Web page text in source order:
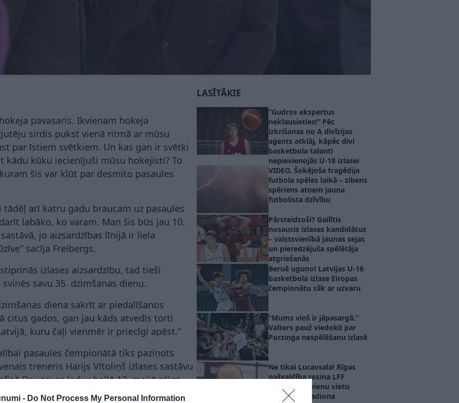
- Do Not Process My Personal Information
pavasaris. Ikvienam hokeja
sirdis pukst vienā ritmā ar mūsu
par īstiem svētkiem. Un kas gan ir svētki
kādu kūku iecienījuši mūsu hokejisti? To
šis var kļūt par desmito pasaules
arī katru gadu braucam uz pasaules
labāko, ko varam. Man šis būs jau 10.
jo aizsardzības līnijā ir liela
sacīja Freibergs.
izlases aizsardzību, tad tieši
savu 35. dzimšanas dienu.
diena sakrīt ar piedalīšanos
citus gados, gan jau kāds atvedīs torti
kuru čaļi vienmēr ir priecīgi apēst.”
pasaules čempionātā tiks paziņots
treneris Harijs Vītoliņš izlases sastāvu
Daugavas ledus hallē 12. maijā plkst.
LASĪTĀKIE
“Gudros ekspertus
neklausieties!” Pēc
izkrišanas no A divīzijas
aģents atklāj, kāpēc divi
basketbola talanti
nepievienojās U-18 izlasei
VIDEO. Šokējoša traģēdija
futbola spēles laikā – zibens
spēriens atņem jauna
futbolista dzīvību
Pārsteidzoši? Gailītis
nosaucis izlases kandidātus
– valstsvienībā jaunas sejas
un pieredzējuša spēlētāja
atgriešanās
Beruē uguņo! Latvijas U-16
basketbola izlase Eiropas
čempionātu sāk ar uzvaru
“Mums viņš ir jāpasargā.”
Valters pauž viedokli par
Porziņģa nespēlēšanu izlasē
Ne tikai Lucavsala! Rīgas
pašvaldība rosina LFF
izvērtēt vēl vienu vietu
nacionālā stadiona